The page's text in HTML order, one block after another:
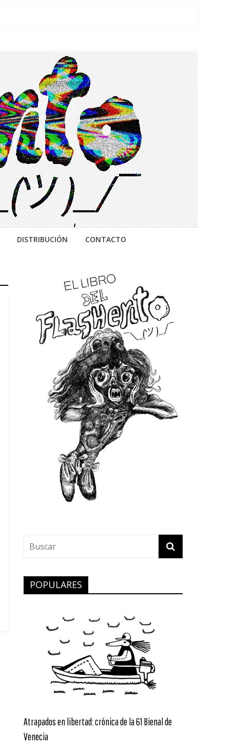
DISTRIBUCIÓN CONTACTO
POPULARES
Atrapados en libertad: crónica de la 61 Bienal de
Venecia